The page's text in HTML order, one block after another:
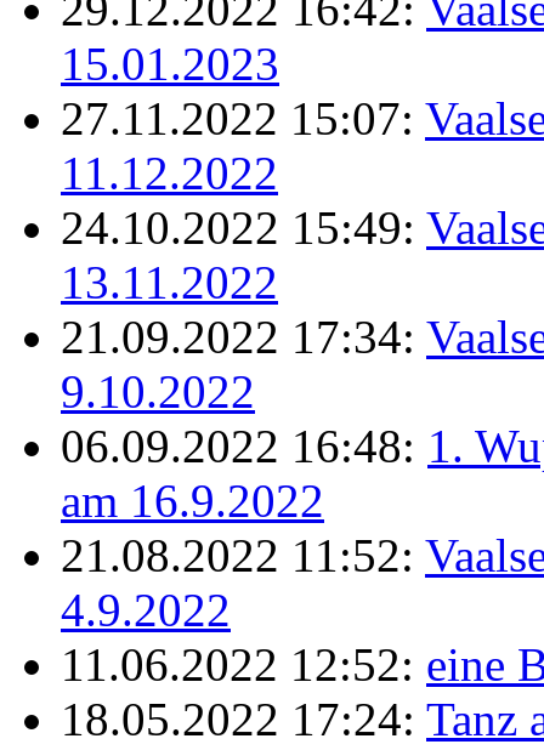
15.01.2023
27.11.2022 15:07:
11.12.2022
24.10.2022 15:49:
13.11.2022
21.09.2022 17:34:
9.10.2022
06.09.2022 16:48: 1.
am 16.9.2022
21.08.2022 11:52:
4.9.2022
11.06.2022 12:52: eine
18.05.2022 17:24: Tanz